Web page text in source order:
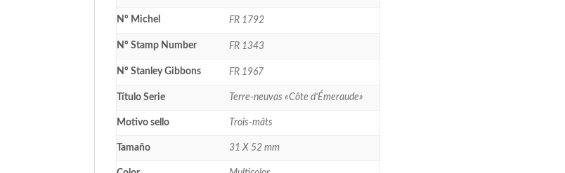
Nº Michel FR 1792
Nº Stamp Number FR 1343
Nº Stanley Gibbons FR 1967
Título Serie Terre-neuvas «Côte d’Émeraude»
Motivo sello Trois-mâts
Tamaño 31 X 52 mm